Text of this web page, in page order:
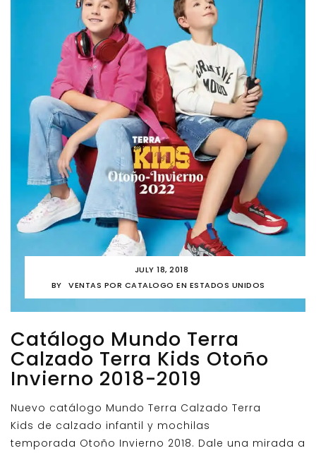
JULY 18, 2018
BY
VENTAS POR CATALOGO EN ESTADOS UNIDOS
Catálogo Mundo Terra
Calzado Terra Kids Otoño
Invierno 2018-2019
Nuevo catálogo Mundo Terra Calzado Terra
Kids de calzado infantil y mochilas
temporada Otoño Invierno 2018. Dale una mirada a